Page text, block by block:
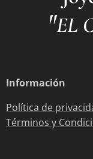
"EL
Información
Política de
Términos y